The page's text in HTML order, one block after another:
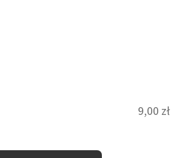
9,00 zł